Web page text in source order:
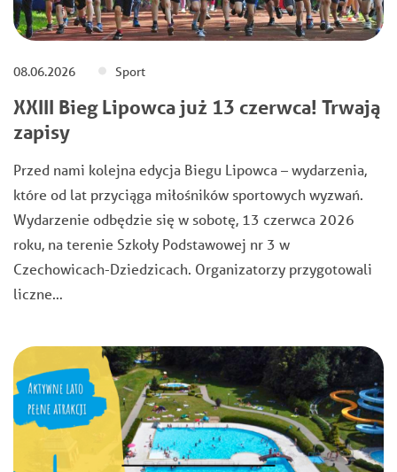
08.06.2026 Sport
XXIII Bieg Lipowca już 13 czerwca! Trwają
zapisy
Przed nami kolejna edycja Biegu Lipowca – wydarzenia,
które od lat przyciąga miłośników sportowych wyzwań.
Wydarzenie odbędzie się w sobotę, 13 czerwca 2026
roku, na terenie Szkoły Podstawowej nr 3 w
Czechowicach-Dziedzicach. Organizatorzy przygotowali
liczne…